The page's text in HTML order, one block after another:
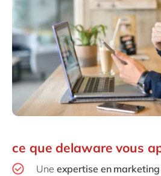
ce que delaware vous
Une expertise en